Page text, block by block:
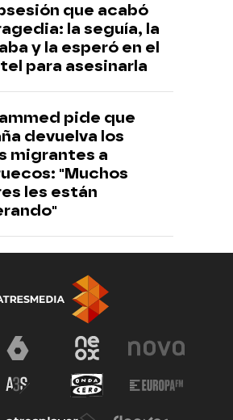
que acabó
la seguía, la
y la esperó en el
para asesinarla
pide que
devuelva los
migrantes a
"Muchos
les están